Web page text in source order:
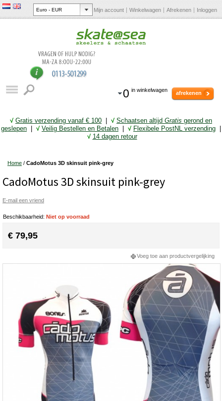
Mijn account Winkelwagen Afrekenen Inloggen
0 in winkelwagen afrekenen
√ Gratis verzending vanaf € 100 √ Schaatsen altijd Gratis gerond en
geslepen
√ Veilig Bestellen en Betalen √ Flexibele PostNL verzending
√ 14 dagen retour
Home / CadoMotus 3D skinsuit pink-grey
CadoMotus 3D skinsuit pink-grey
E-mail een vriend
Beschikbaarheid: Niet op voorraad
€ 79,95
Voeg toe aan productvergelijking